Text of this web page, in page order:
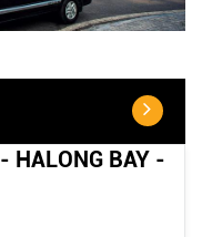
HALONG BAY -